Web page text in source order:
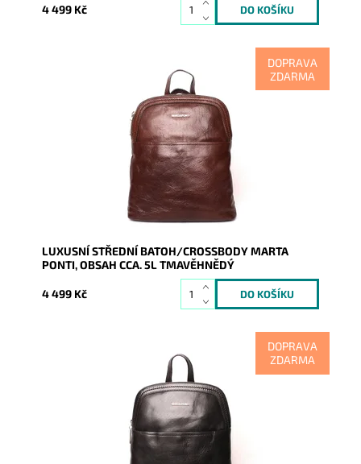
4 499 Kč
DOPRAVA
ZDARMA
Nejen luxus, kvalita na pohled i na dotek to vše se
odráží v tomto batohu tmavěhnědé barvy o obsahu
Skladem
9510
Marta Ponti
2 roky
LUXUSNÍ STŘEDNÍ BATOH/CROSSBODY MARTA
PONTI, OBSAH CCA. 5L TMAVĚHNĚDÝ
4 499 Kč
DOPRAVA
ZDARMA
Nejen luxus, kvalita na pohled i na dotek to vše se
odráží v tomto batohu černé barvy o obsahu cca. 5l,
Skladem
9512
Marta Ponti